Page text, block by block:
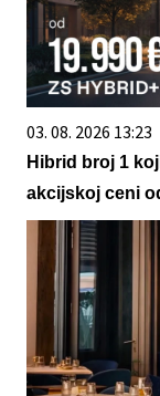
03. 08. 2026 13:23
Hibrid broj 1
akcijskoj ceni